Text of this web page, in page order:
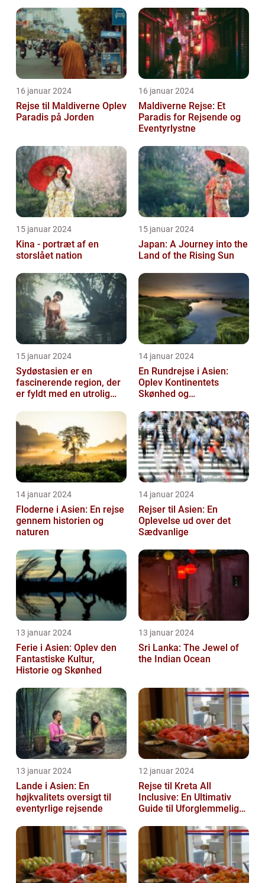
16 januar 2024
Rejse til Maldiverne Oplev
Paradis på Jorden
16 januar 2024
Maldiverne Rejse: Et
Paradis for Rejsende og
Eventyrlystne
15 januar 2024
Kina - portræt af en
storslået nation
15 januar 2024
Japan: A Journey into the
Land of the Rising Sun
15 januar 2024
Sydøstasien er en
fascinerende region, der
er fyldt med en utrolig
en blandi...
14 januar 2024
En Rundrejse i Asien:
Oplev Kontinentets
Skønhed og
14 januar 2024
Floderne i Asien: En rejse
gennem historien og
naturen
14 januar 2024
Rejser til Asien: En
Oplevelse ud over det
Sædvanlige
13 januar 2024
Ferie i Asien: Oplev den
Fantastiske Kultur,
Historie og Skønhed
13 januar 2024
Sri Lanka: The Jewel of
the Indian Ocean
13 januar 2024
Lande i Asien: En
højkvalitets oversigt til
eventyrlige rejsende
12 januar 2024
Rejse til Kreta All
Inclusive: En Ultimativ
Guide til Uforglemmelige